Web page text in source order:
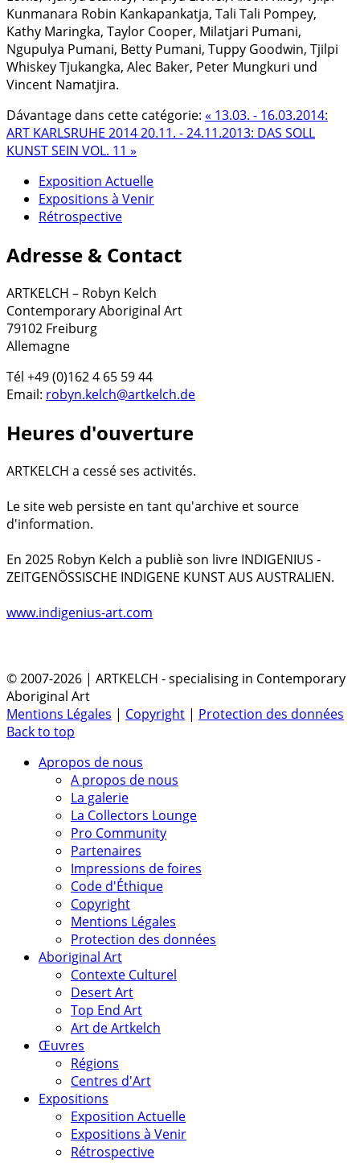
Kunmanara Robin Kankapankatja, Tali Tali Pompey,
Kathy Maringka, Taylor Cooper, Milatjari Pumani,
Ngupulya Pumani, Betty Pumani, Tuppy Goodwin, Tjilpi
Whiskey Tjukangka, Alec Baker, Peter Mungkuri und
Vincent Namatjira.
Dávantage dans cette catégorie: « 13.03. - 16.03.2014:
ART KARLSRUHE 201420.11. - 24.11.2013: DAS SOLL
KUNST SEIN VOL. 11 »
Exposition Actuelle
Expositions à Venir
Rétrospective
Adresse & Contact
ARTKELCH – Robyn Kelch
Contemporary Aboriginal Art
79102 Freiburg
Allemagne
Tél +49 (0)162 4 65 59 44
Email: robyn.kelch@artkelch.de
Heures d'ouverture
ARTKELCH a cessé ses activités.
Le site web persiste en tant qu'archive et source
d'information.
En 2025 Robyn Kelch a publiè son livre INDIGENIUS -
ZEITGENÖSSISCHE INDIGENE KUNST AUS AUSTRALIEN.
www.indigenius-art.com
© 2007-2026 | ARTKELCH - specialising in Contemporary
Aboriginal Art
Mentions Légales | Copyright | Protection des données
Back to top
Apropos de nous
A propos de nous
La galerie
La Collectors Lounge
Pro Community
Partenaires
Impressions de foires
Code d'Éthique
Copyright
Mentions Légales
Protection des données
Aboriginal Art
Contexte Culturel
Desert Art
Top End Art
Art de Artkelch
Œuvres
Régions
Centres d'Art
Expositions
Exposition Actuelle
Expositions à Venir
Rétrospective